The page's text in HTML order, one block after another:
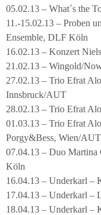
05.02.13 – What´s the
11.-15.02.13 – Proben
Ensemble, DLF Köln
16.02.13 – Konzert
21.02.13 – Wingold/
27.02.13 – Trio Efrat
Innsbruck/AUT
28.02.13 – Trio Efrat
01.03.13 – Trio Efrat
Porgy&Bess, Wien/AUT
07.04.13 – Duo Martina
Köln
16.04.13 – Underkarl –
17.04.13 – Underkarl –
18.04.13 – Underkarl –